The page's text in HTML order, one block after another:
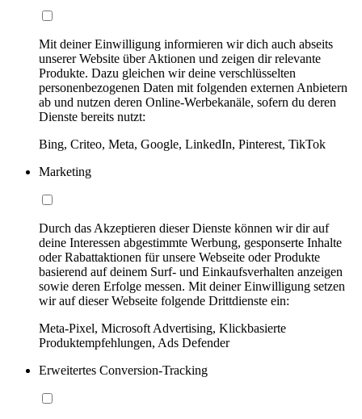
Mit deiner Einwilligung informieren wir dich auch abseits
unserer Website über Aktionen und zeigen dir relevante
Produkte. Dazu gleichen wir deine verschlüsselten
personenbezogenen Daten mit folgenden externen Anbietern
ab und nutzen deren Online-Werbekanäle, sofern du deren
Dienste bereits nutzt:
Bing, Criteo, Meta, Google, LinkedIn, Pinterest, TikTok
Marketing
Durch das Akzeptieren dieser Dienste können wir dir auf
deine Interessen abgestimmte Werbung, gesponserte Inhalte
oder Rabattaktionen für unsere Webseite oder Produkte
basierend auf deinem Surf- und Einkaufsverhalten anzeigen
sowie deren Erfolge messen. Mit deiner Einwilligung setzen
wir auf dieser Webseite folgende Drittdienste ein:
Meta-Pixel, Microsoft Advertising, Klickbasierte
Produktempfehlungen, Ads Defender
Erweitertes Conversion-Tracking